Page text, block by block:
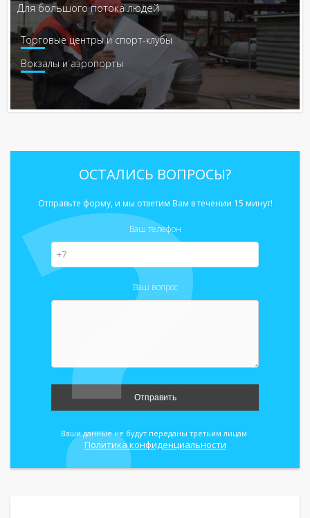
Для большого потока людей
Торговые центры и спорт-клубы
Вокзалы и аэропорты
ОСТАЛИСЬ ВОПРОСЫ?
Отправьте форму, и мы ответим Вам в течении 15 минут!
Ваш телефон
Ваш вопрос
Отправить
Ваши данные не будут переданы третьим лицам.
Политика конфиденциальности